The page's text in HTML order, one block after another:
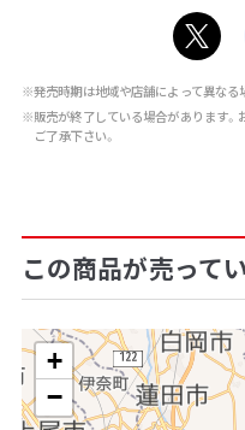
※発売時期は地域や店舗によって異なる
※販売が終了している場合があります。
ご了承下さい。
この商品が売って
+
−